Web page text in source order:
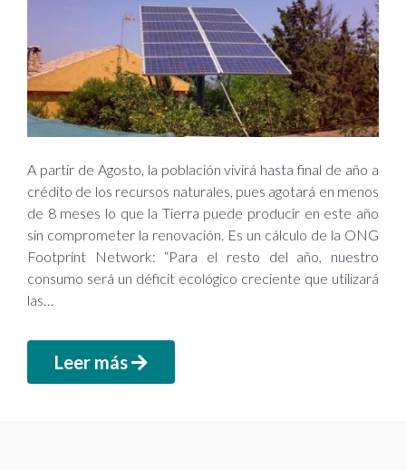
A partir de Agosto, la población vivirá hasta final de año a
crédito de los recursos naturales, pues agotará en menos
de 8 meses lo que la Tierra puede producir en este año
sin comprometer la renovación. Es un cálculo de la ONG
Footprint Network: “Para el resto del año, nuestro
consumo será un déficit ecológico creciente que utilizará
las…
Leer más